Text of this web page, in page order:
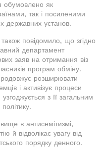
обумовлено як
так і посиленими
державних установ.
повідомило, що згідно
департамент
заяв на отримання віз
програм обміну.
розширювати
і активізує процеси
з її загальним
в антисемітизмі,
й відволікає увагу від
порядку денного.